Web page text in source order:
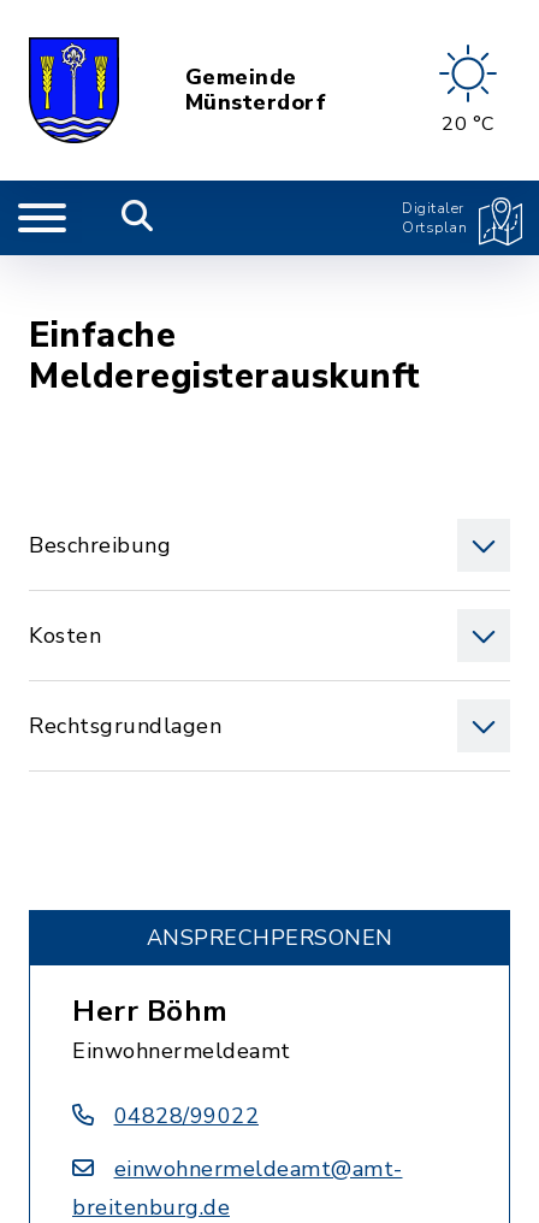
Gemeinde
Münsterdorf
20 °C
Digitaler
Ortsplan
Einfache
Melderegisterauskunft
Beschreibung
Kosten
Rechtsgrundlagen
ANSPRECHPERSONEN
Herr Böhm
Einwohnermeldeamt
04828/99022
einwohnermeldeamt@amt-
breitenburg.de